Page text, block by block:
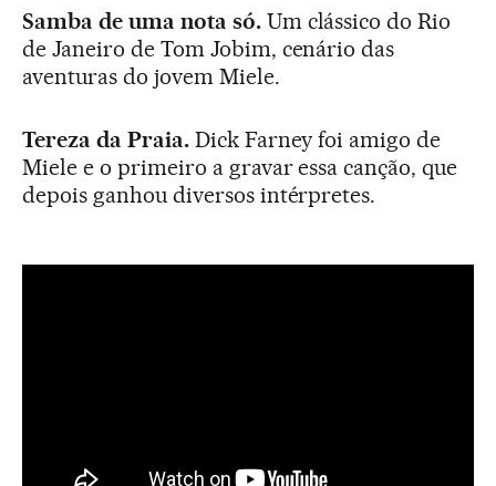
Samba de uma nota só.Um clássico do Rio
de Janeiro de Tom Jobim, cenário das
aventuras do jovem Miele.
Tereza da Praia.Dick Farney foi amigo de
Miele e o primeiro a gravar essa canção, que
depois ganhou diversos intérpretes.